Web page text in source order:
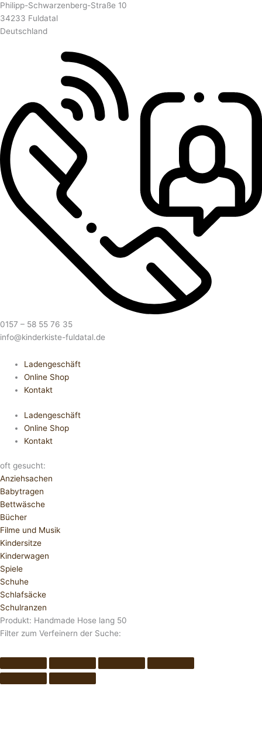
Philipp-Schwarzenberg-Straße 10
34233 Fuldatal
Deutschland
0157 – 58 55 76 35
info@kinderkiste-fuldatal.de
Ladengeschäft
Online Shop
Kontakt
Ladengeschäft
Online Shop
Kontakt
oft gesucht:
Anziehsachen
Babytragen
Bettwäsche
Bücher
Filme und Musik
Kindersitze
Kinderwagen
Spiele
Schuhe
Schlafsäcke
Schulranzen
Produkt: Handmade Hose lang 50
Filter zum Verfeinern der Suche: